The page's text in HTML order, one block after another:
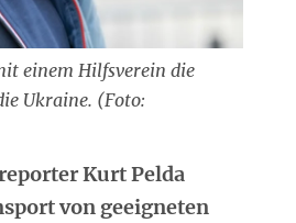
einem Hilfsverein die
Ukraine. (Foto:
Kurt Pelda
von geeigneten